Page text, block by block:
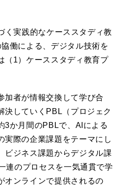
く実践的なケーススタディ教
働による、デジタル技術を
（1）ケーススタディ教育プ
加者が情報交換して学び合
決していくPBL（プロジェク
3か月間のPBLで、AIによる
実際の企業課題をテーマにし
ビジネス課題からデジタル課
連のプロセスを一気通貫で学
オンラインで提供されるの